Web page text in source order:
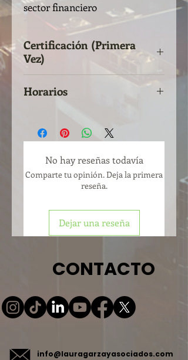
sector financiero
Certificación (Primera
Vez)
Horarios
Días:Lunes a viernes
Horario:5:00 p.m. a 9:00 p.m.
Modalidad:Virtual
No hay reseñas todavía
Comparte tu opinión. Deja la primera
reseña.
Dejar una reseña
CONTACTO
info@lauragarzayasociados.com